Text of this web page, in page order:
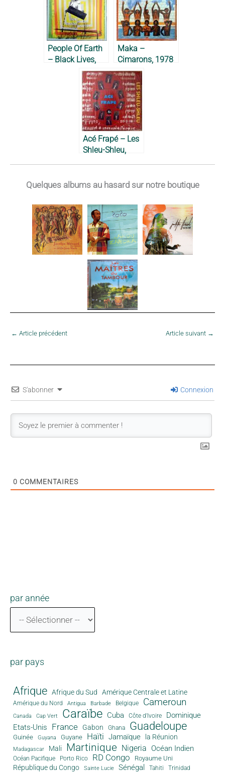
People Of Earth
– Black Lives,
Maka –
Cimarons, 1978
Acé Frapé – Les
Shleu-Shleu,
Quelques albums au hasard sur notre boutique
← Article précédent Article suivant →
S'abonner Connexion
0 COMMENTAIRES
par année
par pays
Afrique Afrique du Sud Amérique Centrale et Latine
Amérique du Nord Antigua Barbade Belgique Cameroun
Canada Cap Vert Caraïbe Cuba Côte d'Ivoire
Dominique
Etats-Unis
France Gabon Ghana Guadeloupe
Guinée Guyana Guyane Haïti Jamaïque la Réunion
Madagascar Mali Martinique Nigeria Océan Indien
Océan Pacifique Porto Rico RD Congo Royaume Uni
République du Congo Sainte Lucie Sénégal Tahiti Trinidad